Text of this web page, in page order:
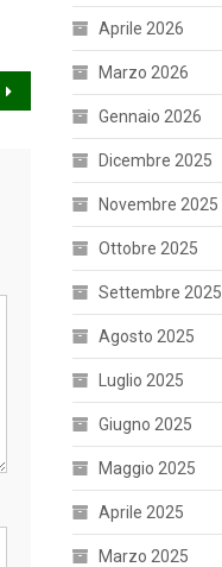
Aprile 2026
Marzo 2026
Gennaio 2026
Dicembre 2025
Novembre 2025
Ottobre 2025
Settembre 2025
Agosto 2025
Luglio 2025
Giugno 2025
Maggio 2025
Aprile 2025
Marzo 2025